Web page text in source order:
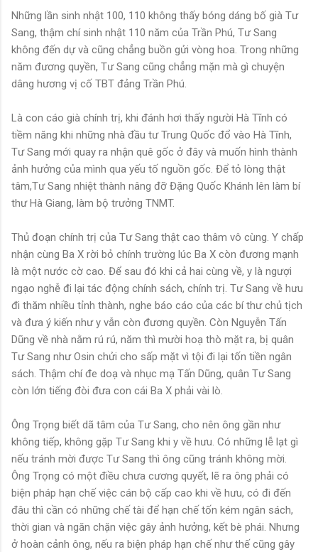
Những lần sinh nhật 100, 110 không thấy bóng dáng bố già Tư
Sang, thậm chí sinh nhật 110 năm của Trần Phú, Tư Sang
không đến dự và cũng chẳng buồn gửi vòng hoa. Trong những
năm đương quyền, Tư Sang cũng chẳng mặn mà gì chuyện
dâng hương vị cố TBT đảng Trần Phú.
Là con cáo già chính trị, khi đánh hơi thấy người Hà Tĩnh có
tiềm năng khi những nhà đầu tư Trung Quốc đổ vào Hà Tĩnh,
Tư Sang mới quay ra nhận quê gốc ở đây và muốn hình thành
ảnh hưởng của mình qua yếu tố nguồn gốc. Để tỏ lòng thật
tâm,Tư Sang nhiệt thành nâng đỡ Đặng Quốc Khánh lên làm bí
thư Hà Giang, làm bộ trưởng TNMT.
Thủ đoạn chính trị của Tư Sang thật cao thâm vô cùng. Y chấp
nhận cùng Ba X rời bỏ chính trường lúc Ba X còn đương mạnh
là một nước cờ cao. Để sau đó khi cả hai cùng về, y là ngượi
ngạo nghễ đi lại tác động chính sách, chính trị. Tư Sang về hưu
đi thăm nhiều tỉnh thành, nghe báo cáo của các bí thư chủ tịch
và đưa ý kiến như y vẫn còn đương quyền. Còn Nguyễn Tấn
Dũng về nhà nằm rú rú, năm thì mười hoạ thò mặt ra, bị quân
Tư Sang như Osin chửi cho sấp mặt vì tội đi lại tốn tiền ngân
sách. Thậm chí đe doạ và nhục mạ Tấn Dũng, quân Tư Sang
còn lớn tiếng đòi đưa con cái Ba X phải vài lò.
Ông Trọng biết dã tâm của Tư Sang, cho nên ông gần như
không tiếp, không gặp Tư Sang khi y về hưu. Có những lễ lạt gì
nếu tránh mời được Tư Sang thì ông cũng tránh không mời.
Ông Trọng có một điều chưa cương quyết, lẽ ra ông phải có
biện pháp hạn chế việc cán bộ cấp cao khi về hưu, có đi đến
đâu thì cần có những chế tài để hạn chế tốn kém ngân sách,
thời gian và ngăn chặn việc gây ảnh hưởng, kết bè phái. Nhưng
ở hoàn cảnh ông, nếu ra biện pháp hạn chế như thế cũng gây